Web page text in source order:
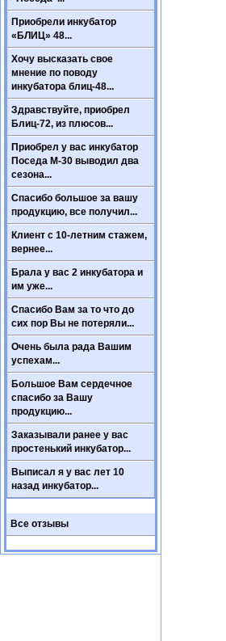
Приобрели инкубатор
«БЛИЦ» 48...
Хочу высказать свое
мнение по поводу
инкубатора блиц-48...
Здравствуйте, приобрел
Блиц-72, из плюсов...
Приобрел у вас инкубатор
Поседа М-30 выводил два
сезона...
Спасибо большое за вашу
продукцию, все получил...
Клиент с 10-летним стажем,
вернее...
Брала у вас 2 инкубатора и
им уже...
Спасибо Вам за то что до
сих пор Вы не потеряли...
Очень была рада Вашим
успехам...
Большое Вам сердечное
спасибо за Вашу
продукцию...
Заказывали ранее у вас
простенький инкубатор...
Выписал я у вас лет 10
назад инкубатор...
Все отзывы